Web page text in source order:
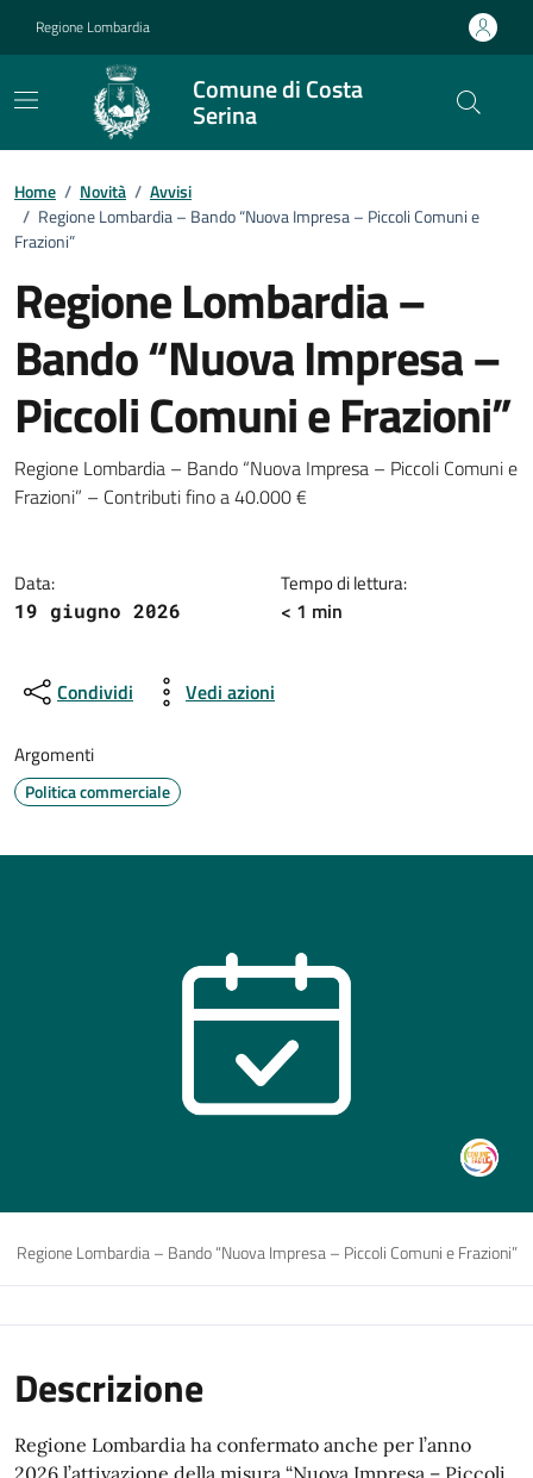
Regione Lombardia
Comune di Costa
Serina
Home / Novità / Avvisi
/ Regione Lombardia – Bando “Nuova Impresa – Piccoli Comuni e
Frazioni”
Regione Lombardia –
Bando “Nuova Impresa –
Piccoli Comuni e Frazioni”
Dettagli della notizia
Regione Lombardia – Bando “Nuova Impresa – Piccoli Comuni e
Frazioni” – Contributi fino a 40.000 €
Data:
19 giugno 2026
Tempo di lettura:
< 1 min
Condividi Vedi azioni
Argomenti
Politica commerciale
Regione Lombardia – Bando “Nuova Impresa – Piccoli Comuni e Frazioni”
Descrizione
Regione Lombardia ha confermato anche per l’anno
2026 l’attivazione della misura “Nuova Impresa – Piccoli